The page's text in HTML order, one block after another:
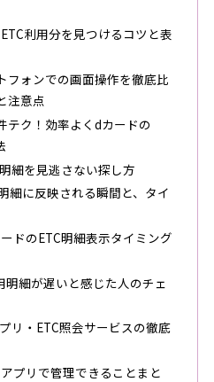
利用分を見つけるコツと表
フォンでの画面操作を徹底比
注意点
テク！効率よくdカードの
細を見逃さない探し方
細に反映される瞬間と、タイ
ドのETC明細表示タイミング
明細が遅いと感じた人のチェ
リ・ETC照会サービスの徹底
プリで管理できることまと